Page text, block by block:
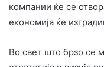
компании ќе се
економија ќе
Во свет што брзо се